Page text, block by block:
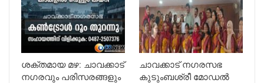
ശക്തമായ മഴ: ചാവക്കാട്
നഗരവും പരിസരങ്ങളും
ചാവക്കാട് നഗരസഭ
കുടുംബശ്രീ മോഡൽ